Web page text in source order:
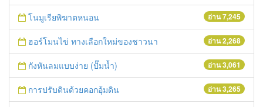
อ่าน 7,245
โนมูเรียพิฆาตหนอน
อ่าน 2,268
ฮอร์โมนไข่ ทางเลือกใหม่ของชาวนา
อ่าน 3,061
กังหันลมแบบง่าย (ปั๊มน้ำ)
อ่าน 3,265
การปรับดินด้วยคอกอุ้มดิน